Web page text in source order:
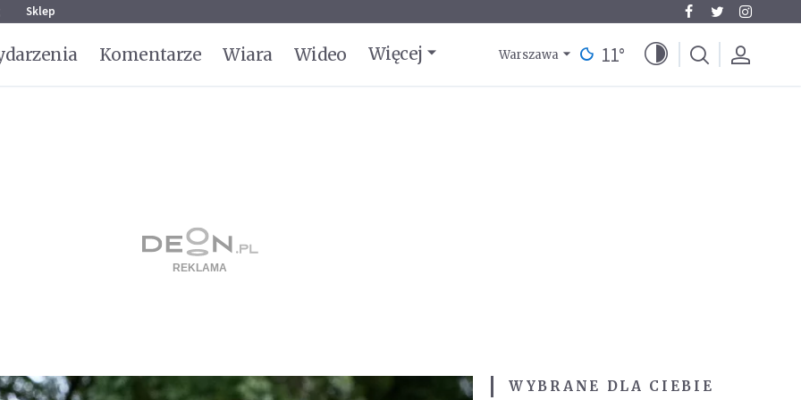
Sklep
Komentarze Wiara Wideo Więcej Warszawa 11°
WYBRANE DLA CIEBIE